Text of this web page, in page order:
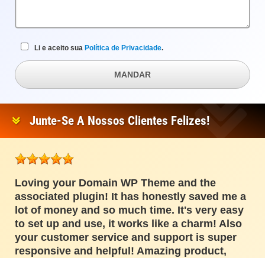
Li e aceito sua Política de Privacidade.
MANDAR
Junte-Se A Nossos Clientes Felizes!
Loving your Domain WP Theme and the
associated plugin! It has honestly saved me a
lot of money and so much time. It's very easy
to set up and use, it works like a charm! Also
your customer service and support is super
responsive and helpful! Amazing product,